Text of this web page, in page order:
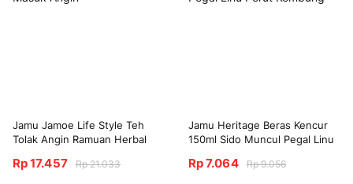
Jamu Jamoe Life Style Teh
Tolak Angin Ramuan Herbal
Rp 17.457 Rp 21.033
Jamu Heritage Beras Kencur
150ml Sido Muncul Pegal Linu
Rp 7.064 Rp 9.056